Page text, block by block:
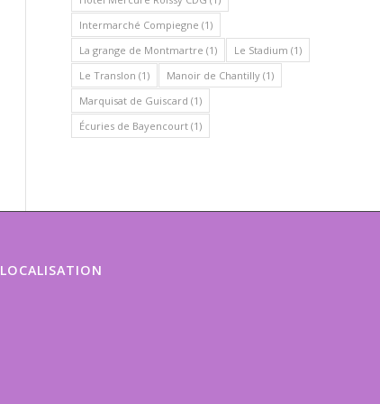
Intermarché Compiegne (1)
La grange de Montmartre (1) Le Stadium (1)
Le Translon (1) Manoir de Chantilly (1)
Marquisat de Guiscard (1)
Écuries de Bayencourt (1)
LOCALISATION